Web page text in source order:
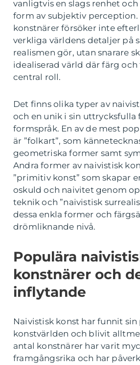
vanligtvis en slags renhet
form av subjektiv perception.
konstnärer försöker inte
verkliga världens detaljer på
realismen gör, utan snarare
idealiserad värld där färg
central roll.
Det finns olika typer av
och en unik i sin
formspråk. En av de mest
är ”folkart”, som
geometriska former samt
Andra former av naivistisk
”primitiv konst” som skapar
oskuld och naivitet genom
teknik och ”naivistisk
dessa enkla former och
drömliknande nivå.
Populära
konstnärer och
inflytande
Naivistisk konst har funnit sin
konstvärlden och blivit
antal konstnärer har varit
framgångsrika och har